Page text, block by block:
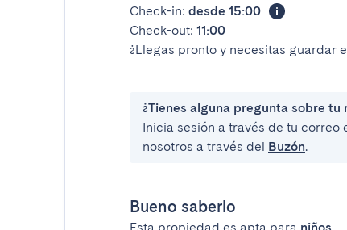
Check-in: desde 15:00
Check-out: 11:00
¿Llegas pronto y necesitas guardar
¿Tienes alguna pregunta sobre tu
Inicia sesión a través de tu
nosotros a través del Buzón.
Bueno saberlo